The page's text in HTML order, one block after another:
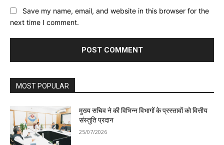
Save my name, email, and website in this browser for the
next time I comment.
MOST POPULAR
मुख्य सचिव ने की विभिन्न विभागों के प्रस्तावों को वित्तीय
संस्तुति प्रदान
25/07/2026